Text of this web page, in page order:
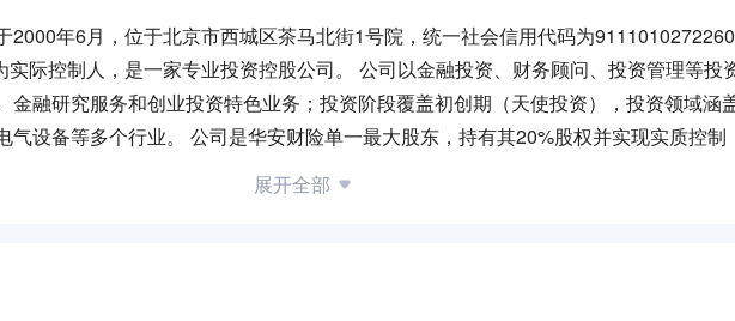
2000年6月，位于北京市西城区茶马北街1号院，统一社会信用代码为
际控制人，是一家专业投资控股公司。 公司以金融投资、财务顾问、投资管理等投
金融研究服务和创业投资特色业务；投资阶段覆盖初创期（天使投资），投资领域涵
气设备等多个行业。 公司是华安财险单一最大股东，持有其20%股权并实现实质控制
致行动人，多次参与精达股份的股份减持相关事宜，在金融投资及资本市场领域具备
资本，该机构发起股东均为大型金融集团旗下持牌金融机构；此外，公司设有经国家
展开全部